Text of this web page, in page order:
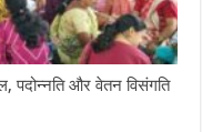
पदोन्नति और वेतन विसंगति